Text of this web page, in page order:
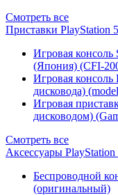
Смотреть все
Приставки PlayStation 5
Игровая консоль
(Япония) (CFI-
Игровая консоль
дисковода)
Игровая
дисководом)
Смотреть все
Аксессуары PlayStation
Беспроводной
(оригинальный)